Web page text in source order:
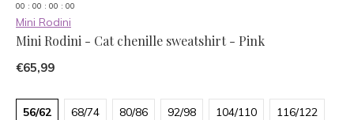
00 : 00 : 00 : 00
Mini Rodini
Mini Rodini - Cat chenille sweatshirt - Pink
€65,99
56/62 68/74 80/86 92/98 104/110 116/122